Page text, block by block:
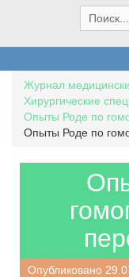
e
a
h
f
o
r
Журнал
Хирургические
Опыты Роде по
Опыты Роде по
Опубликовано